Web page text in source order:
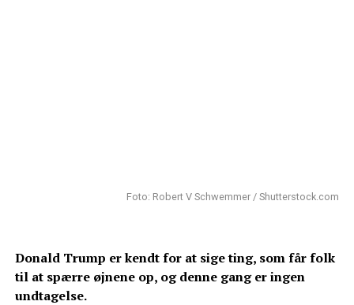
Foto: Robert V Schwemmer / Shutterstock.com
Donald Trump er kendt for at sige ting, som får folk
til at spærre øjnene op, og denne gang er ingen
undtagelse.